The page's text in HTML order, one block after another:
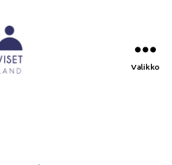
Valikko